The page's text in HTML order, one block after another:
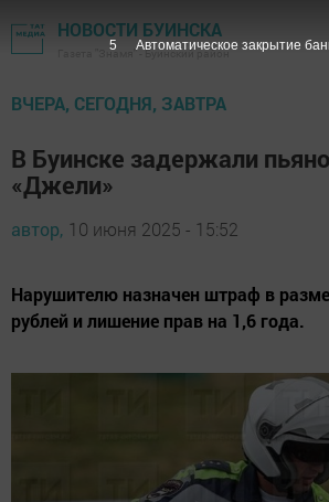
НОВОСТИ БУИНСКА
Газета "Знамя" - Буинский район
ВЧЕРА, СЕГОДНЯ, ЗАВТРА
В Буинске задержали
«Джели»
автор, 10 июня 2025 - 15:52
Нарушителю назначен штраф в
рублей и лишение прав на 1,6 года.
4 Автоматическое закрытие